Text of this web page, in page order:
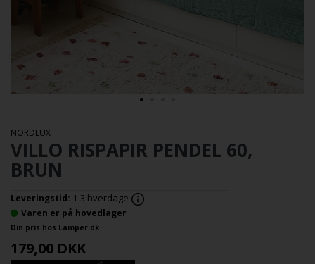
NORDLUX
VILLO RISPAPIR PENDEL 60,
BRUN
Leveringstid: 1-3 hverdage
Varen er på hovedlager
Din pris hos Lamper.dk
179,00 DKK